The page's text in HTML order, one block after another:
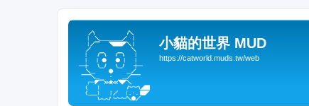
小貓的世界 MUD
https://catworld.muds.tw/web